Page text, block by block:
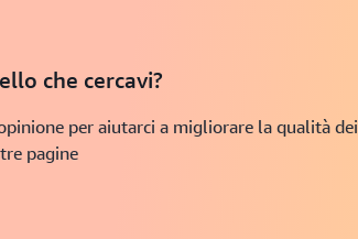
che cercavi?
per aiutarci a migliorare la qualità dei
pagine